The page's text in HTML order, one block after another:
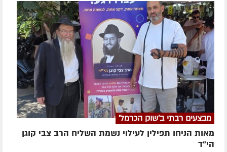
מבצעים רבתי ב'שוק הכרמל'
מאות הניחו תפילין לעילוי נשמת השליח הרב צבי קוגן
הי”ד